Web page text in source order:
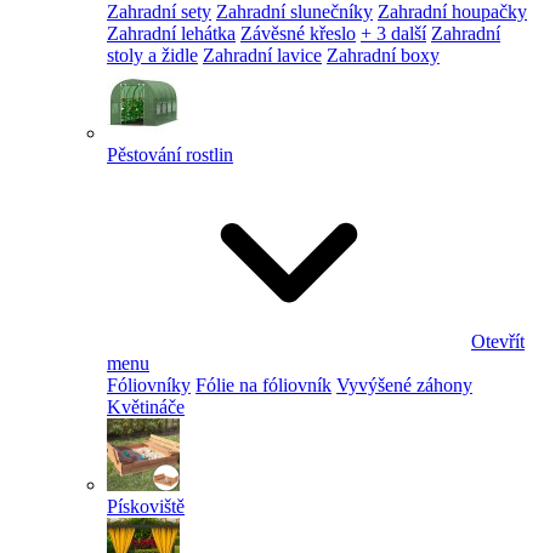
Zahradní sety Zahradní slunečníky Zahradní houpačky
Zahradní lehátka Závěsné křeslo + 3 další Zahradní
stoly a židle Zahradní lavice Zahradní boxy
Pěstování rostlin
Otevřít
menu
Fóliovníky Fólie na fóliovník Vyvýšené záhony
Květináče
Pískoviště